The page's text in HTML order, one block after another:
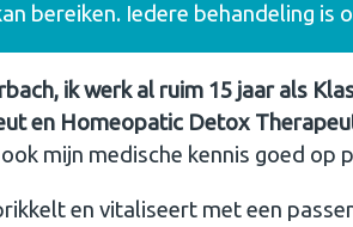
bereiken. Iedere behandeling is
ik werk al ruim 15 jaar als
en Homeopatic Detox
mijn medische kennis goed op
en vitaliseert met een